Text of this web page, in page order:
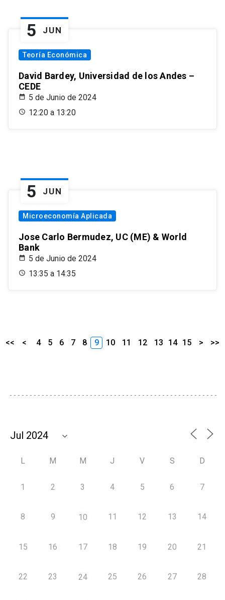
5 JUN
Teoría Económica
David Bardey, Universidad de los Andes –
CEDE
5 de Junio de 2024
12:20 a 13:20
5 JUN
Microeconomía Aplicada
Jose Carlo Bermudez, UC (ME) & World
Bank
5 de Junio de 2024
13:35 a 14:35
<< < 4 5 6 7 8 9 10 11 12 13 14 15 > >>
L M M J V S D
1 2 3 4 5 6 7
8 9 10 11 12 13 14
15 16 17 18 19 20 21
22 23 24 25 26 27 28